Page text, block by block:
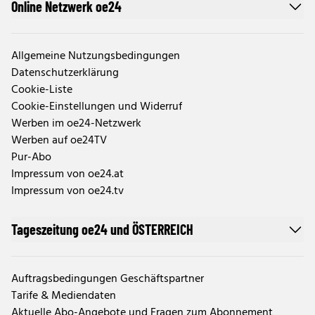
Online Netzwerk oe24
Allgemeine Nutzungsbedingungen
Datenschutzerklärung
Cookie-Liste
Cookie-Einstellungen und Widerruf
Werben im oe24-Netzwerk
Werben auf oe24TV
Pur-Abo
Impressum von oe24.at
Impressum von oe24.tv
Tageszeitung oe24 und ÖSTERREICH
Auftragsbedingungen Geschäftspartner
Tarife & Mediendaten